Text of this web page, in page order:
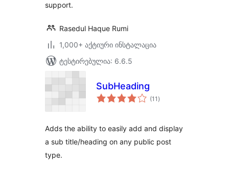
support.
Rasedul Haque Rumi
1,000+ აქტიური ინსტალაცია
ტესტირებულია: 6.6.5
SubHeading
(11 საერთო
რეიტინგი
)
Adds the ability to easily add and display
a sub title/heading on any public post
type.